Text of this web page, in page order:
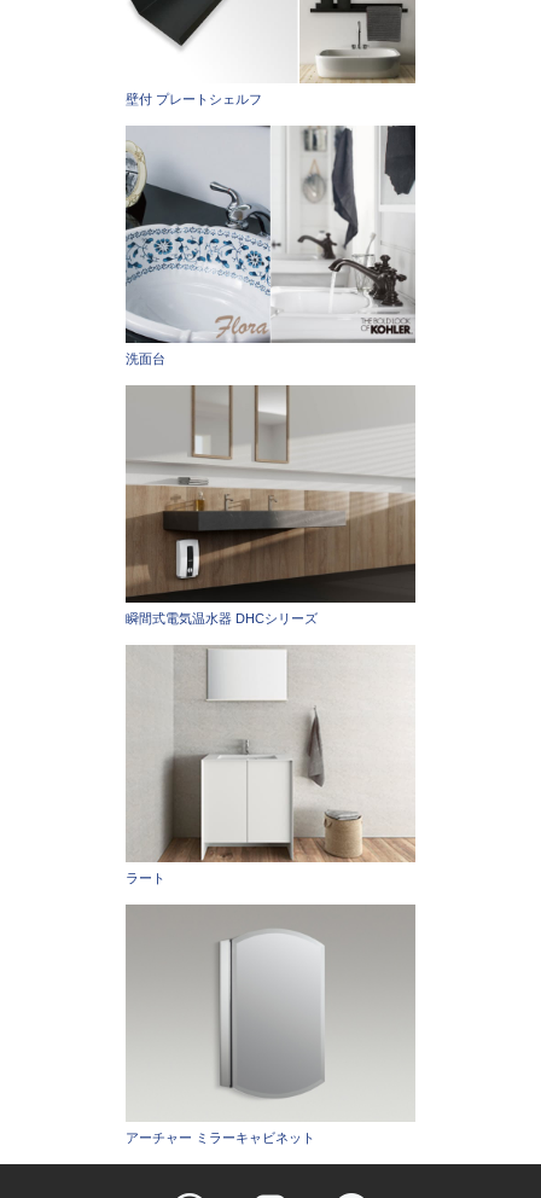
壁付 プレートシェルフ
洗面台
瞬間式電気温水器 DHCシリーズ
ラート
アーチャー ミラーキャビネット